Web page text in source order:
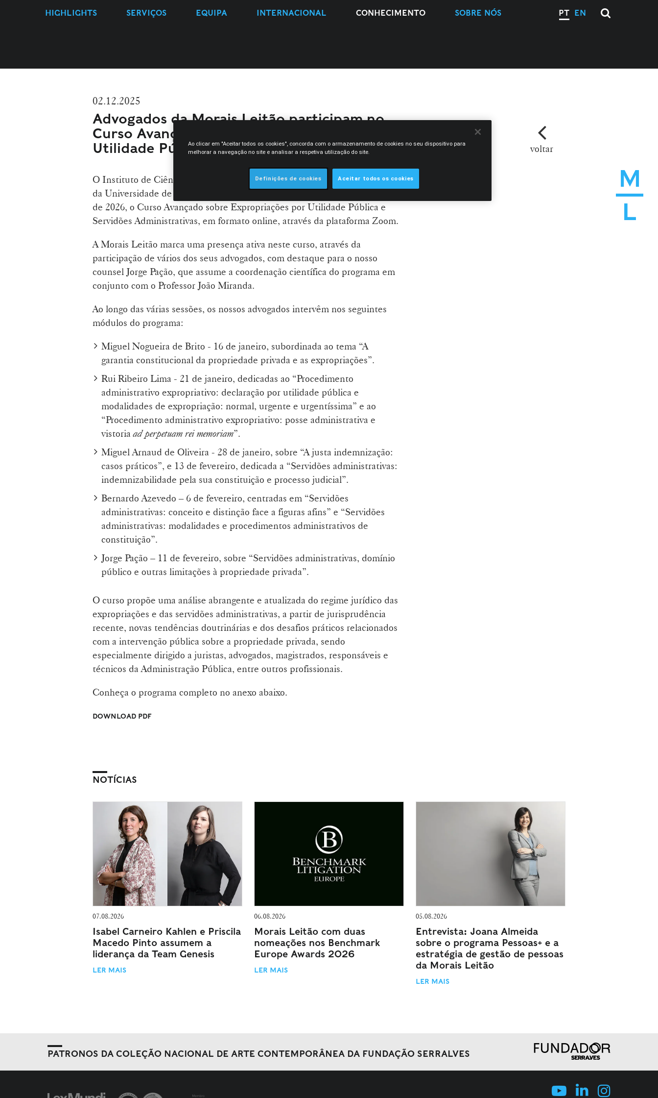
M
L
HIGHLIGHTS SERVIÇOS EQUIPA INTERNACIONAL CONHECIMENTO SOBRE NÓS PT EN
02.12.2025
Advogados da Morais Leitão participam no
Curso Avançado sobre Expropriações por
Utilidade Pública e Servidões Administrativas
voltar
O Instituto de Ciências Jurídico-Políticas (ICJP) da Faculdade de Direito
da Universidade de Lisboa organiza, entre 14 de janeiro e 13 de fevereiro
de 2026, o Curso Avançado sobre Expropriações por Utilidade Pública e
Servidões Administrativas, em formato online, através da plataforma Zoom.
A Morais Leitão marca uma presença ativa neste curso, através da
participação de vários dos seus advogados, com destaque para o nosso
counsel Jorge Pação, que assume a coordenação científica do programa em
conjunto com o Professor João Miranda.
Ao longo das várias sessões, os nossos advogados intervêm nos seguintes
módulos do programa:
Miguel Nogueira de Brito - 16 de janeiro, subordinada ao tema “A
garantia constitucional da propriedade privada e as expropriações”.
Rui Ribeiro Lima - 21 de janeiro, dedicadas ao “Procedimento
administrativo expropriativo: declaração por utilidade pública e
modalidades de expropriação: normal, urgente e urgentíssima” e ao
“Procedimento administrativo expropriativo: posse administrativa e
vistoriaad perpetuam rei memoriam”.
Miguel Arnaud de Oliveira - 28 de janeiro, sobre “A justa indemnização:
casos práticos”, e 13 de fevereiro, dedicada a “Servidões administrativas:
indemnizabilidade pela sua constituição e processo judicial”.
Bernardo Azevedo – 6 de fevereiro, centradas em “Servidões
administrativas: conceito e distinção face a figuras afins” e “Servidões
administrativas: modalidades e procedimentos administrativos de
constituição”.
Jorge Pação – 11 de fevereiro, sobre “Servidões administrativas, domínio
público e outras limitações à propriedade privada”.
O curso propõe uma análise abrangente e atualizada do regime jurídico das
expropriações e das servidões administrativas, a partir de jurisprudência
recente, novas tendências doutrinárias e dos desafios práticos relacionados
com a intervenção pública sobre a propriedade privada, sendo
especialmente dirigido a juristas, advogados, magistrados, responsáveis e
técnicos da Administração Pública, entre outros profissionais.
Conheça o programa completo no anexo abaixo.
DOWNLOAD PDF
NOTÍCIAS
07.08.2026
Isabel Carneiro Kahlen e Priscila
Macedo Pinto assumem a
liderança da Team Genesis
LER MAIS
06.08.2026
Morais Leitão com duas
nomeações nos Benchmark
Europe Awards 2026
LER MAIS
05.08.2026
Entrevista: Joana Almeida
sobre o programa Pessoas+ e a
estratégia de gestão de pessoas
da Morais Leitão
LER MAIS
PATRONOS DA COLEÇÃO NACIONAL DE ARTE CONTEMPORÂNEA DA FUNDAÇÃO SERRALVES
Ao clicar em "Aceitar todos os cookies", concorda com o armazenamento de cookies no seu dispositivo para
melhorar a navegação no site e analisar a respetiva utilização do site.
Definições de cookies Aceitar todos os cookies